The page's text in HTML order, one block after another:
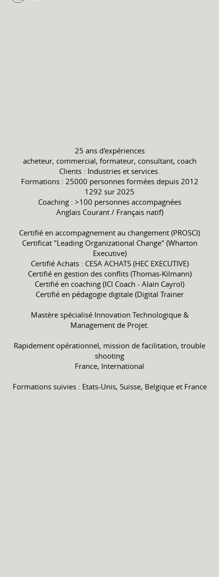
25 ans d'expériences
acheteur, commercial, formateur, consultant, coach
Clients : Industries et services.
Formations : 25000 personnes formées depuis 2012
1292 sur 2025
Coaching : >100 personnes accompagnées
Anglais Courant / Français natif)
Certifié en accompagnement au changement (PROSCI)
Certificat "Leading Organizational Change" (Wharton
Executive)
Certifié Achats : CESA ACHATS (HEC EXECUTIVE)
Certifié en gestion des conflits (Thomas-Kilmann)
Certifié en coaching (ICI Coach - Alain Cayrol)
Certifié en pédagogie digitale (Digital Trainer
Mastère spécialisé Innovation Technologique &
Management de Projet.
Rapidement opérationnel, mission de facilitation, trouble
shooting
France, International
Formations suivies : Etats-Unis, Suisse, Belgique et France